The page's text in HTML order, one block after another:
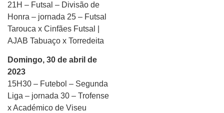
21H – Futsal – Divisão de
Honra – jornada 25 – Futsal
Tarouca x Cinfães Futsal |
AJAB Tabuaço x Torredeita
Domingo, 30 de abril de
2023
15H30 – Futebol – Segunda
Liga – jornada 30 – Trofense
x Académico de Viseu